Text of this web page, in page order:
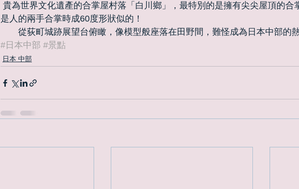
是人的兩手合掌時成60度形狀似的！
從荻町城跡展望台俯瞰，像模型般座落在田野間，難怪成為日本中部的熱
#日本中部 #景點
日本 中部